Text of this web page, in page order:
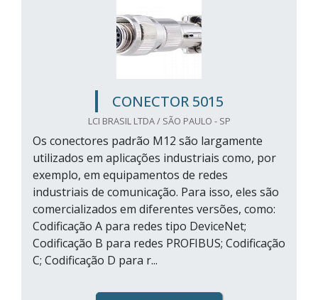
CONECTOR 5015
LCI BRASIL LTDA / SÃO PAULO - SP
Os conectores padrão M12 são largamente
utilizados em aplicações industriais como, por
exemplo, em equipamentos de redes
industriais de comunicação. Para isso, eles são
comercializados em diferentes versões, como:
Codificação A para redes tipo DeviceNet;
Codificação B para redes PROFIBUS; Codificação
C; Codificação D para r...